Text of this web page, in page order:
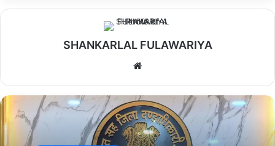
पाली, 29जून। राज्य सरकार के निर्देशानुसार आयोजित किए जा रहे ग्रामीण सेवा
शिविरों के माध्यम से ग्रामीणजनों की समस्याओं का समाधान किया जा रहा है तथा
विभिन्न जनकल्याणकारी योजनाओं का लाभ भी प्रदान किया जा रहा है।
SHANKARLAL FULAWARIYA
te